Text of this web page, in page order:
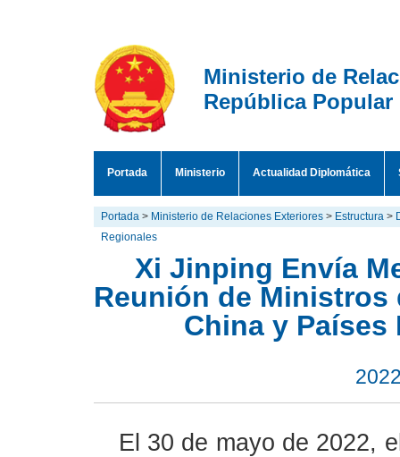
Ministerio de
República Popular
Portada Ministerio Actualidad Diplomática
Portada > Ministerio de Relaciones Exteriores > Estructura >
Regionales
Xi Jinping Envía
Reunión de Ministros
China y
El 30 de mayo de 2022,